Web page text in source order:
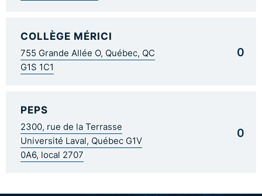
COLLÈGE MÉRICI
755 Grande Allée O, Québec, QC
G1S 1C1
0
PEPS
2300, rue de la Terrasse
Université Laval, Québec G1V
0A6, local 2707
0